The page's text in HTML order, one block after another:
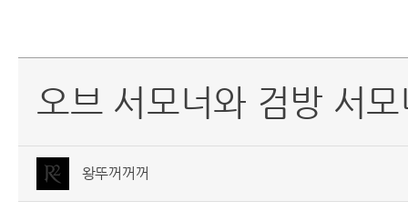
오브 서모너와 검방 서
왕뚜꺼꺼꺼